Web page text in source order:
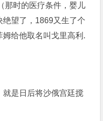
那时的医疗条件，婴儿
望了，1869又生了个
姆给他取名叫戈里高利.
是日后将沙俄宫廷搅